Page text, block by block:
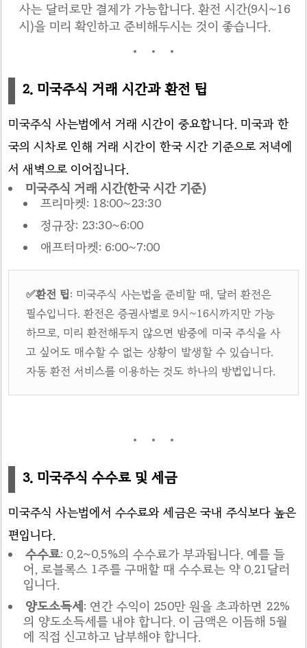
사는 달러로만 결제가 가능합니다. 환전 시간(9시~16
시)을 미리 확인하고 준비해두시는 것이 좋습니다.
2. 미국주식 거래 시간과 환전 팁
미국주식 사는법에서 거래 시간이 중요합니다. 미국과 한
국의 시차로 인해 거래 시간이 한국 시간 기준으로 저녁에
서 새벽으로 이어집니다.
미국주식 거래 시간(한국 시간 기준)
프리마켓: 18:00~23:30
정규장: 23:30~6:00
애프터마켓: 6:00~7:00
✅환전 팁: 미국주식 사는법을 준비할 때, 달러 환전은
필수입니다. 환전은 증권사별로 9시~16시까지만 가능
하므로, 미리 환전해두지 않으면 밤중에 미국 주식을 사
고 싶어도 매수할 수 없는 상황이 발생할 수 있습니다.
자동 환전 서비스를 이용하는 것도 하나의 방법입니다.
3. 미국주식 수수료 및 세금
미국주식 사는법에서 수수료와 세금은 국내 주식보다 높은
편입니다.
수수료: 0.2~0.5%의 수수료가 부과됩니다. 예를 들
어, 로블록스 1주를 구매할 때 수수료는 약 0.21달러
입니다.
양도소득세: 연간 수익이 250만 원을 초과하면 22%
의 양도소득세를 내야 합니다. 이 금액은 이듬해 5월
에 직접 신고하고 납부해야 합니다.